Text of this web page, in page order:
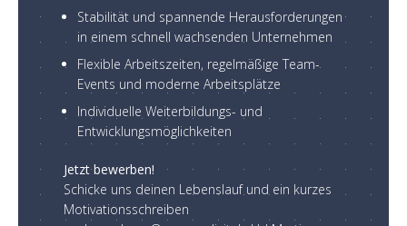
Stabilität und spannende Herausforderungen
in einem schnell wachsenden Unternehmen
Flexible Arbeitszeiten, regelmäßige Team-
Events und moderne Arbeitsplätze
Individuelle Weiterbildungs- und
Entwicklungsmöglichkeiten
Jetzt bewerben!
Schicke uns deinen Lebenslauf und ein kurzes
Motivationsschreiben